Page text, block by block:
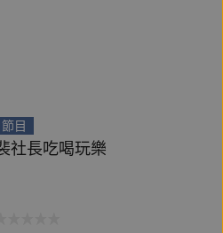
節目
社長吃喝玩樂